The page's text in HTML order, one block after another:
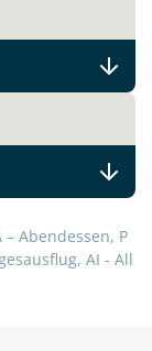
Abendessen, P
AI - All